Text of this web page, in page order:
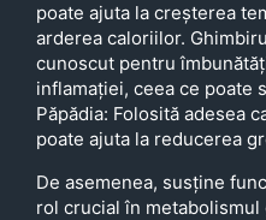
poate ajuta la creșterea
arderea caloriilor.
cunoscut pentru
inflamației, ceea ce
Păpădia: Folosită adesea
poate ajuta la reducerea
De asemenea, susține
rol crucial în